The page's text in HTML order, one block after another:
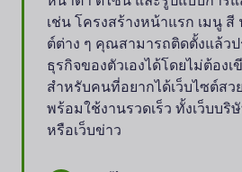
เช่น โครงสร้างหน้าแรก เมนู สี
ต์ต่าง ๆ คุณสามารถติดตั้งแล้วป
ธุรกิจของตัวเองได้โดยไม่ต้องเ
สำหรับคนที่อยากได้เว็บไซต์สว
พร้อมใช้งานรวดเร็ว ทั้งเว็บบริ
หรือเว็บข่าว